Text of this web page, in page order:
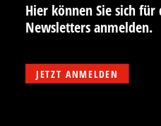
Hier können Sie sich für
Newsletters anmelden.
JETZT ANMELDEN